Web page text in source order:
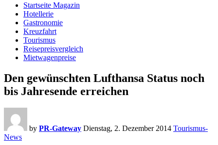
Startseite Magazin
Hotellerie
Gastronomie
Kreuzfahrt
Tourismus
Reisepreisvergleich
Mietwagenpreise
Den gewünschten Lufthansa Status noch
bis Jahresende erreichen
by PR-Gateway Dienstag, 2. Dezember 2014 Tourismus-
News